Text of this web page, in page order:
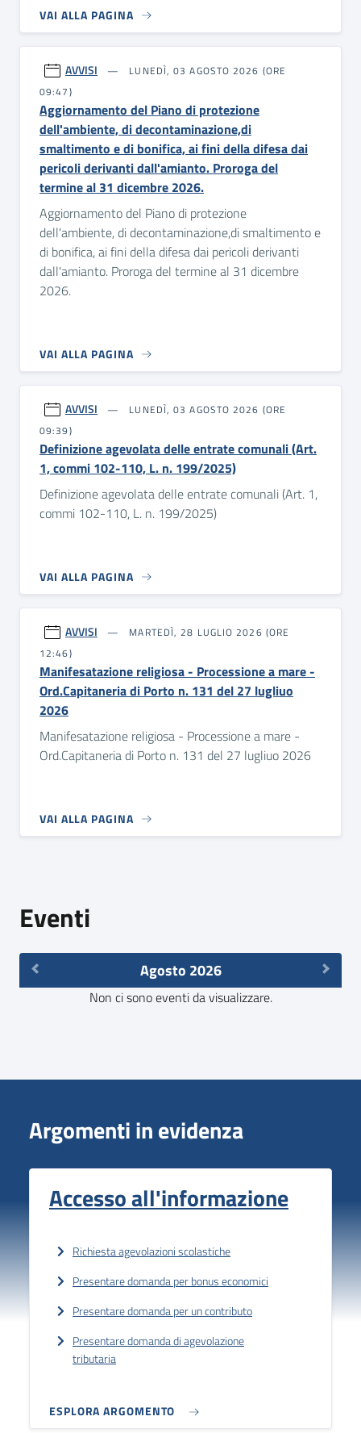
VAI ALLA PAGINA
AVVISI
LUNEDÌ, 03 AGOSTO 2026 (ORE
09:47)
Aggiornamento del Piano di protezione
dell'ambiente, di decontaminazione,di
smaltimento e di bonifica, ai fini della difesa dai
pericoli derivanti dall'amianto. Proroga del
termine al 31 dicembre 2026.
Aggiornamento del Piano di protezione
dell'ambiente, di decontaminazione,di smaltimento e
di bonifica, ai fini della difesa dai pericoli derivanti
dall'amianto. Proroga del termine al 31 dicembre
2026.
VAI ALLA PAGINA
AVVISI
LUNEDÌ, 03 AGOSTO 2026 (ORE
09:39)
Definizione agevolata delle entrate comunali (Art.
1, commi 102-110, L. n. 199/2025)
Definizione agevolata delle entrate comunali (Art. 1,
commi 102-110, L. n. 199/2025)
VAI ALLA PAGINA
AVVISI
MARTEDÌ, 28 LUGLIO 2026 (ORE
12:46)
Manifesatazione religiosa - Processione a mare -
Ord.Capitaneria di Porto n. 131 del 27 lugliuo
2026
Manifesatazione religiosa - Processione a mare -
Ord.Capitaneria di Porto n. 131 del 27 lugliuo 2026
VAI ALLA PAGINA
Eventi
Agosto 2026
Non ci sono eventi da visualizzare.
Argomenti in evidenza
Accesso all'informazione
Richiesta agevolazioni scolastiche
Presentare domanda per bonus economici
Presentare domanda per un contributo
Presentare domanda di agevolazione
tributaria
ESPLORA ARGOMENTO